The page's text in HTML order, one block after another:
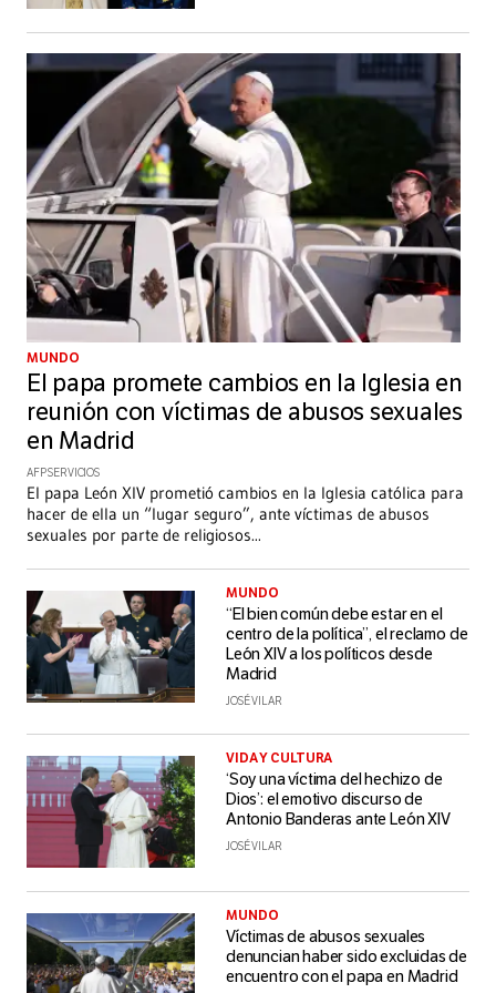
MUNDO
El papa promete cambios en la Iglesia en
reunión con víctimas de abusos sexuales
en Madrid
AFP SERVICIOS
El papa León XIV prometió cambios en la Iglesia católica para
hacer de ella un “lugar seguro”, ante víctimas de abusos
sexuales por parte de religiosos...
MUNDO
“El bien común debe estar en el
centro de la política”, el reclamo de
León XIV a los políticos desde
Madrid
JOSÉ VILAR
VIDA Y CULTURA
‘Soy una víctima del hechizo de
Dios’: el emotivo discurso de
Antonio Banderas ante León XIV
JOSÉ VILAR
MUNDO
Víctimas de abusos sexuales
denuncian haber sido excluidas de
encuentro con el papa en Madrid